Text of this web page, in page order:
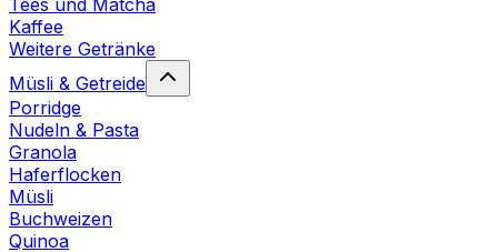
Tees und Matcha
Kaffee
Weitere Getränke
Müsli & Getreide
Porridge
Nudeln & Pasta
Granola
Haferflocken
Müsli
Buchweizen
Quinoa